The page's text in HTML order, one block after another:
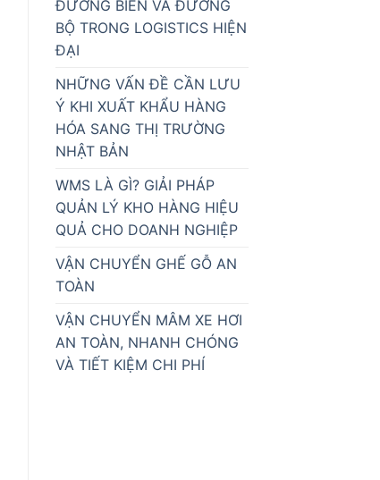
ĐƯỜNG BIỂN VÀ ĐƯỜNG
BỘ TRONG LOGISTICS HIỆN
ĐẠI
NHỮNG VẤN ĐỀ CẦN LƯU
Ý KHI XUẤT KHẨU HÀNG
HÓA SANG THỊ TRƯỜNG
NHẬT BẢN
WMS LÀ GÌ? GIẢI PHÁP
QUẢN LÝ KHO HÀNG HIỆU
QUẢ CHO DOANH NGHIỆP
VẬN CHUYỂN GHẾ GỖ AN
TOÀN
VẬN CHUYỂN MÂM XE HƠI
AN TOÀN, NHANH CHÓNG
VÀ TIẾT KIỆM CHI PHÍ